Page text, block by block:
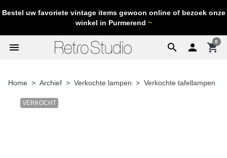
Bestel uw favoriete vintage items gewoon online of bezoek onze
winkel in Purmerend ~
search
menu  shopping_cart
0
Home Archief Verkochte lampen Verkochte tafellampen
VERKOCHT